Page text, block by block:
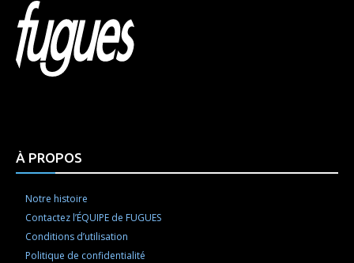
À PROPOS
Notre histoire
Contactez l’ÉQUIPE de FUGUES
Conditions d’utilisation
Politique de confidentialité